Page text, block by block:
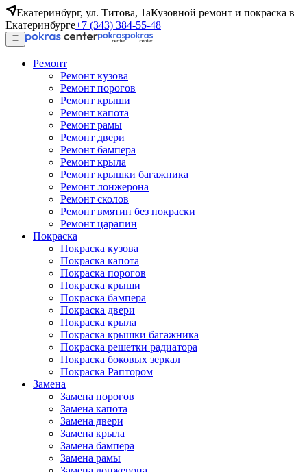
Екатеринбург, ул. Титова, 1аКузовной ремонт и покраска в
Екатеринбурге+7 (343) 384-55-48
Ремонт
Ремонт кузова
Ремонт порогов
Ремонт крыши
Ремонт капота
Ремонт рамы
Ремонт двери
Ремонт бампера
Ремонт крыла
Ремонт крышки багажника
Ремонт лонжерона
Ремонт сколов
Ремонт вмятин без покраски
Ремонт царапин
Покраска
Покраска кузова
Покраска капота
Покраска порогов
Покраска крыши
Покраска бампера
Покраска двери
Покраска крыла
Покраска крышки багажника
Покраска решетки радиатора
Покраска боковых зеркал
Покраска Раптором
Замена
Замена порогов
Замена капота
Замена двери
Замена крыла
Замена бампера
Замена рамы